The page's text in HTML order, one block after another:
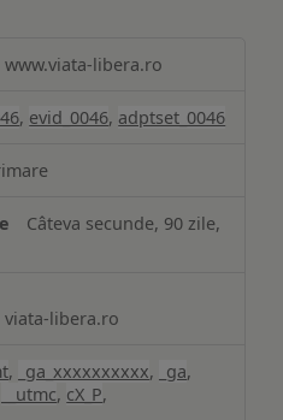
www.viata-libera.ro
, evid_0046, adptset_0046
Câteva secunde, 90 zile,
viata-libera.ro
, _ga_xxxxxxxxxx, _ga,
__utmc, cX_P,